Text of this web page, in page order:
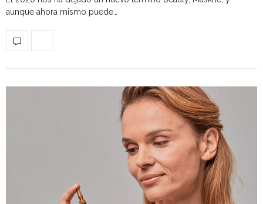
aunque ahora mismo puede…